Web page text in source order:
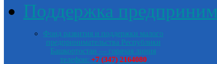
Поддержка
Фонд развития и поддержки малого
предпринимательства Республики
Башкортостан — горячая линия
телефон: +7 (347) 2164080